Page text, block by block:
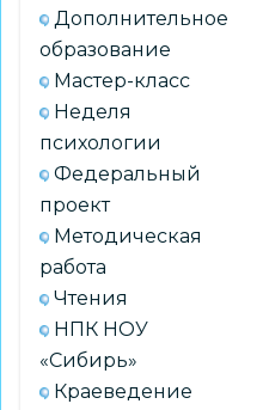
Дополнительное
образование
Мастер-класс
Неделя
психологии
Федеральный
проект
Методическая
работа
Чтения
НПК НОУ
«Сибирь»
Краеведение